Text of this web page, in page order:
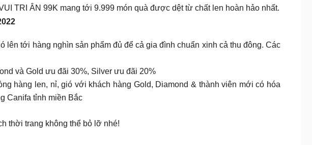
TRI ÂN 99K mang tới 9.999 món quà được dệt từ chất len hoàn hảo nhất.
tới hàng nghìn sản phẩm đủ để cả gia đình chuẩn xinh cả thu đông. Các
và Gold ưu đãi 30%, Silver ưu đãi 20%
hàng len, nỉ, gió với khách hàng Gold, Diamond & thành viên mới có hóa
Canifa tỉnh miền Bắc
thời trang không thể bỏ lỡ nhé!